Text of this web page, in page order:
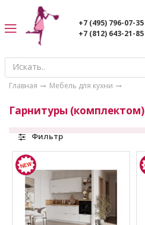
+7 (495) 796-07-35
+7 (812) 643-21-85
Главная Мебель для кухни
Гарнитуры (комплектом)
Фильтр